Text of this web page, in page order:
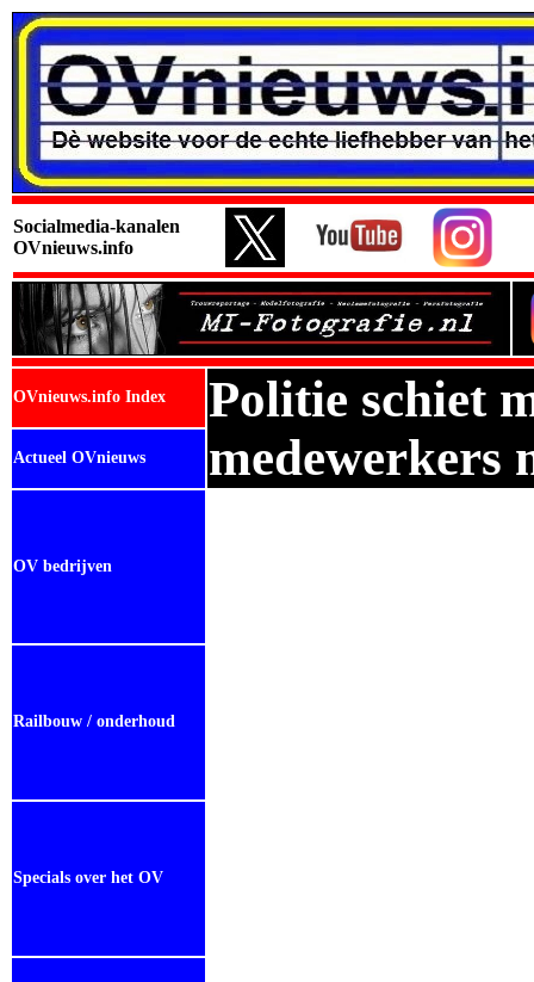
Socialmedia-kanalen
OVnieuws.info
OVnieuws.info Index
Politie schiet
medewerkers
Actueel OVnieuws
OV bedrijven
Railbouw / onderhoud
Specials over het OV